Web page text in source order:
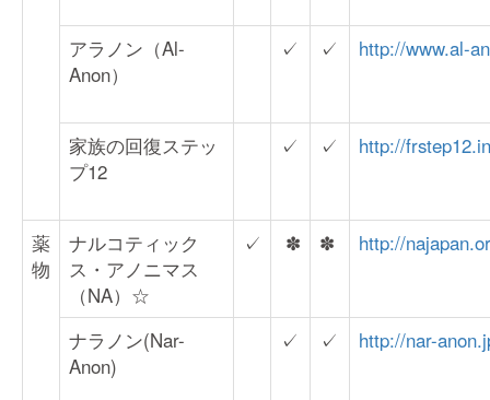
アラノン（Al-
Anon）
✓ ✓ http://www.al-
家族の回復ステッ
プ12
✓ ✓ http://
薬
物
ナルコティック
ス・アノニマス
（NA）☆
✓ ✽ ✽ http://
ナラノン(Nar-
Anon)
✓ ✓ http://nar-